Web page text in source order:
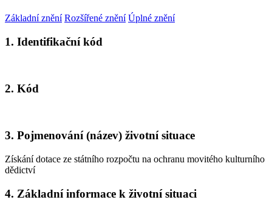
Základní znění Rozšířené znění Úplné znění
1. Identifikační kód
2. Kód
3. Pojmenování (název) životní situace
Získání dotace ze státního rozpočtu na ochranu movitého kulturního
dědictví
4. Základní informace k životní situaci